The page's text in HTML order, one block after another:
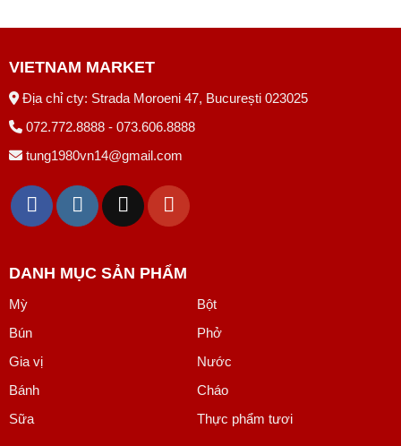
VIETNAM MARKET
Địa chỉ cty: Strada Moroeni 47, București 023025
072.772.8888 - 073.606.8888
tung1980vn14@gmail.com
DANH MỤC SẢN PHẨM
Mỳ
Bột
Bún
Phở
Gia vị
Nước
Bánh
Cháo
Sữa
Thực phẩm tươi